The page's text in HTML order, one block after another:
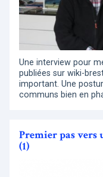
Une interview pour
publiées sur wiki-
important. Une
communs bien en
Premier pas
(1)